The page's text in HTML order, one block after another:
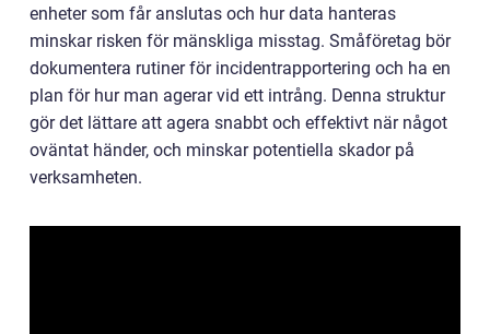
enheter som får anslutas och hur data hanteras
minskar risken för mänskliga misstag. Småföretag bör
dokumentera rutiner för incidentrapportering och ha en
plan för hur man agerar vid ett intrång. Denna struktur
gör det lättare att agera snabbt och effektivt när något
oväntat händer, och minskar potentiella skador på
verksamheten.